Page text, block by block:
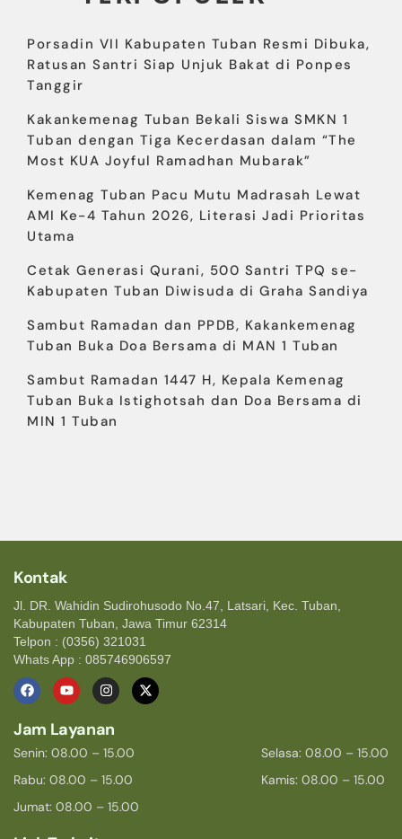
Porsadin VII Kabupaten Tuban Resmi Dibuka,
Ratusan Santri Siap Unjuk Bakat di Ponpes
Tanggir
Kakankemenag Tuban Bekali Siswa SMKN 1
Tuban dengan Tiga Kecerdasan dalam “The
Most KUA Joyful Ramadhan Mubarak”
Kemenag Tuban Pacu Mutu Madrasah Lewat
AMI Ke-4 Tahun 2026, Literasi Jadi Prioritas
Utama
Cetak Generasi Qurani, 500 Santri TPQ se-
Kabupaten Tuban Diwisuda di Graha Sandiya
Sambut Ramadan dan PPDB, Kakankemenag
Tuban Buka Doa Bersama di MAN 1 Tuban
Sambut Ramadan 1447 H, Kepala Kemenag
Tuban Buka Istighotsah dan Doa Bersama di
MIN 1 Tuban
Kontak
Jl. DR. Wahidin Sudirohusodo No.47, Latsari, Kec. Tuban,
Kabupaten Tuban, Jawa Timur 62314
Telpon : (0356) 321031
Whats App : 085746906597
Jam Layanan
Senin: 08.00 – 15.00
Rabu: 08.00 – 15.00
Jumat: 08.00 – 15.00
Selasa: 08.00 – 15.00
Kamis: 08.00 – 15.00